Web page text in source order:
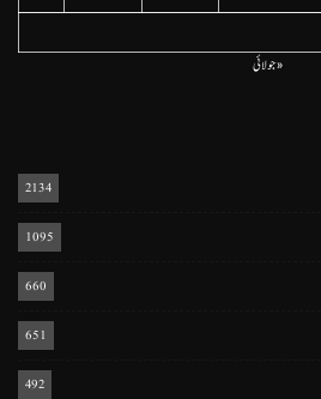
« جولائی
2134
1095
660
651
492